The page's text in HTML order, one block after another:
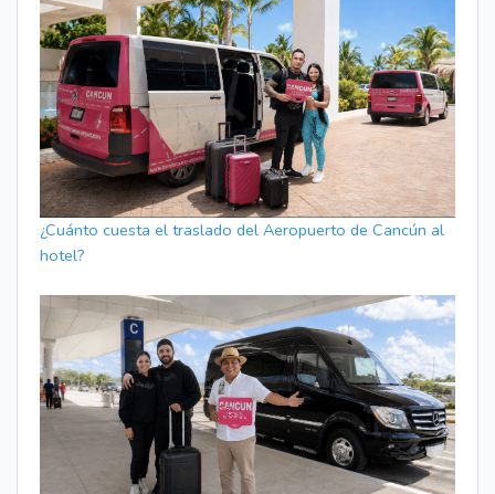
¿Cuánto cuesta el traslado del Aeropuerto de Cancún al
hotel?